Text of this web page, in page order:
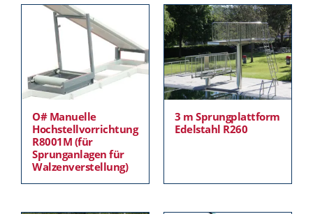
O# Manuelle
Hochstellvorrichtung
R8001M (für
Sprunganlagen für
Walzenverstellung)
3 m Sprungplattform
Edelstahl R260